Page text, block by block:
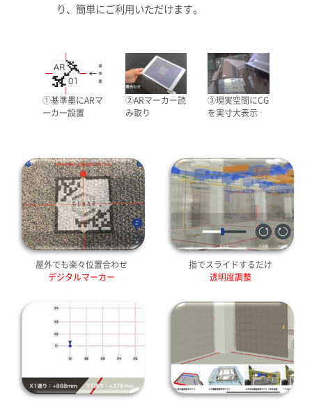
り、簡単にご利用いただけます。
①基準墨にARマ
ーカー設置
②ARマーカー読
み取り
③現実空間にCG
を実寸大表示
屋外でも楽々位置合わせ
デジタルマーカー
指でスライドするだけ
透明度調整